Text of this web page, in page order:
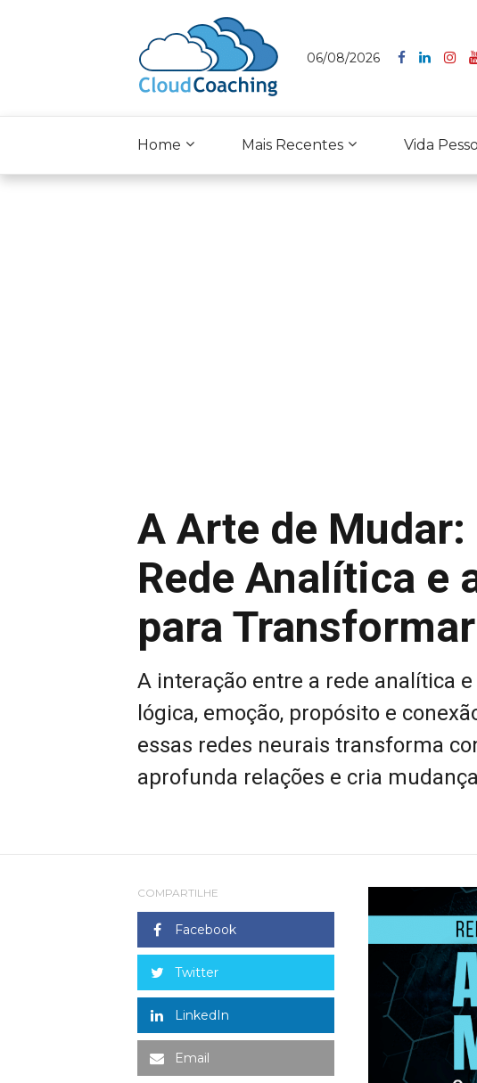
06/08/2026
Home Mais Recentes Vida
A Arte de
Rede Analítica e
para
A interação entre a rede analítica
lógica, emoção, propósito e
essas redes neurais transforma
aprofunda relações e cria
COMPARTILHE
Facebook
Twitter
LinkedIn
Email